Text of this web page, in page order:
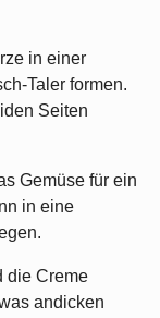
in einer
Taler formen.
Seiten
Gemüse für ein
in eine
die Creme
andicken